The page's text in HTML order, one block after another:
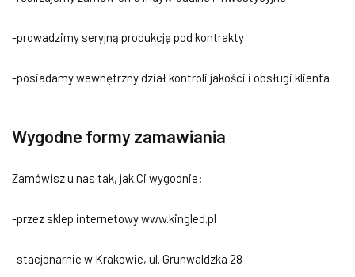
-prowadzimy seryjną produkcję pod kontrakty
-posiadamy wewnętrzny dział kontroli jakości i obsługi klienta
Wygodne formy zamawiania
Zamówisz u nas tak, jak Ci wygodnie:
-przez sklep internetowy www.kingled.pl
-stacjonarnie w Krakowie, ul. Grunwaldzka 28